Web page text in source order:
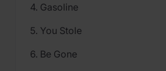
4. Gasoline
5. You Stole
6. Be Gone